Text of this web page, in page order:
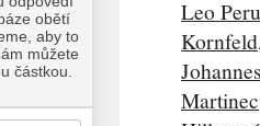
Leo
Kornfeld
Martinec